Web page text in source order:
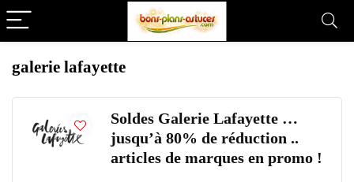
galerie lafayette
Soldes Galerie Lafayette …
jusqu’à 80% de réduction ..
articles de marques en promo !